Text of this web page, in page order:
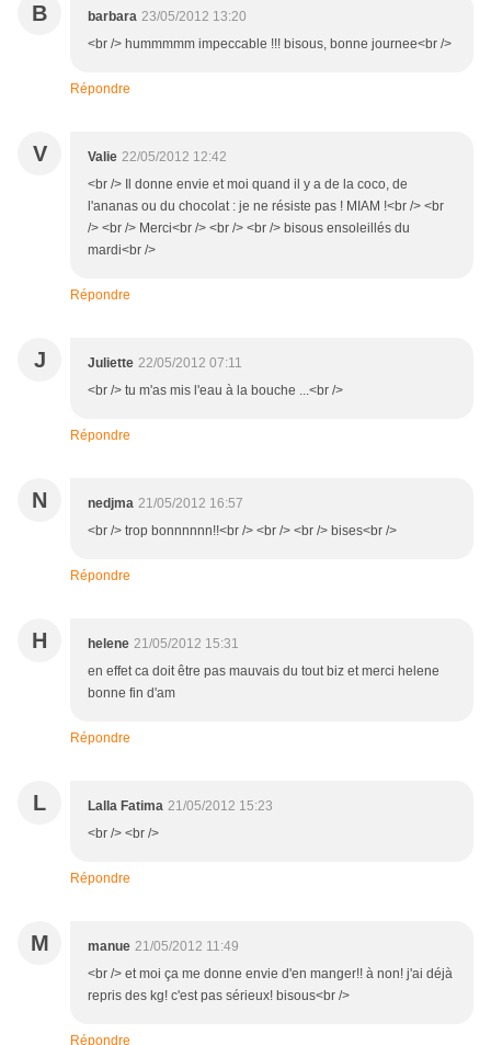
B barbara 23/05/2012 13:20
<br /> hummmmm impeccable !!! bisous, bonne journee<br />
Répondre
V Valie 22/05/2012 12:42
<br /> Il donne envie et moi quand il y a de la coco, de
l'ananas ou du chocolat : je ne résiste pas ! MIAM !<br /> <br
/> <br /> Merci<br /> <br /> <br /> bisous ensoleillés du
mardi<br />
Répondre
J Juliette 22/05/2012 07:11
<br /> tu m'as mis l'eau à la bouche ...<br />
Répondre
N nedjma 21/05/2012 16:57
<br /> trop bonnnnnn!!<br /> <br /> <br /> bises<br />
Répondre
H helene 21/05/2012 15:31
en effet ca doit être pas mauvais du tout biz et merci helene
bonne fin d'am
Répondre
L Lalla Fatima 21/05/2012 15:23
<br /> <br />
Répondre
M manue 21/05/2012 11:49
<br /> et moi ça me donne envie d'en manger!! à non! j'ai déjà
repris des kg! c'est pas sérieux! bisous<br />
Répondre